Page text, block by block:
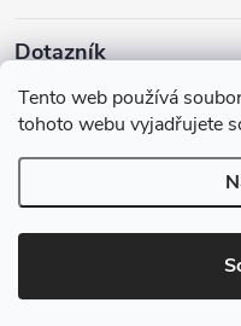
Tento web používá
tohoto webu vyjadřujete
Dotazník
Líbí se vám u
Počet hlasů:149
Copyright 2026